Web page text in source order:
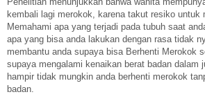
kembali lagi merokok, karena takut resiko untuk
Memahami apa yang terjadi pada tubuh saat
apa yang bisa anda lakukan dengan rasa tidak
membantu anda supaya bisa Berhenti Merokok
supaya mengalami kenaikan berat badan dalam
hampir tidak mungkin anda berhenti merokok
badan.